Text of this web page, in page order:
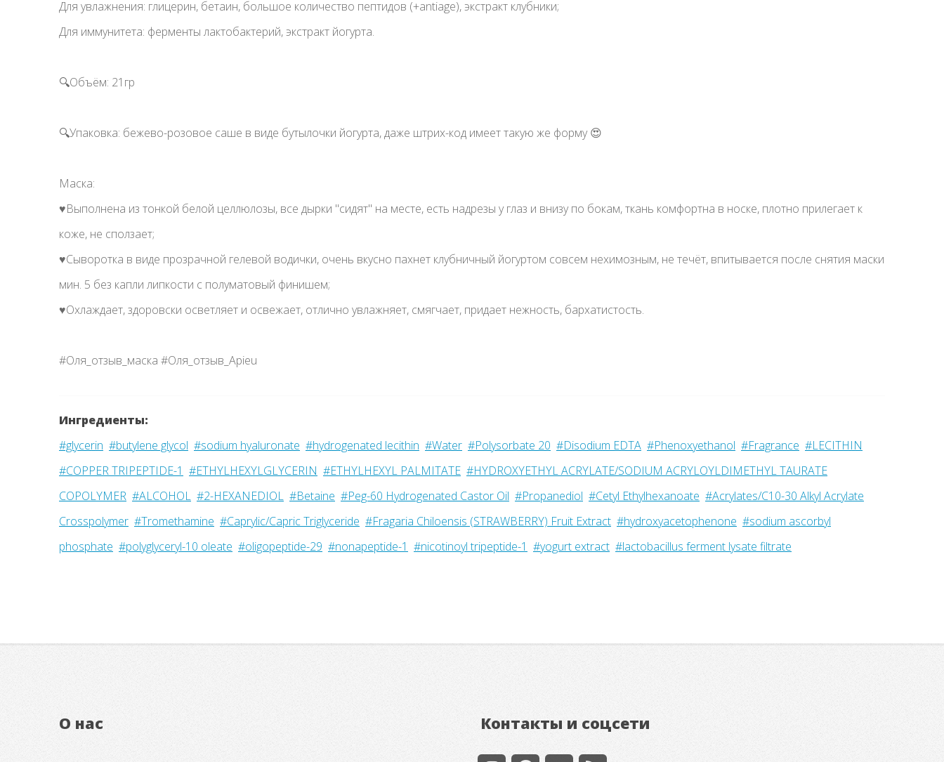
Для увлажнения: глицерин, бетаин, большое количество пептидов (+antiage), экстракт клубники;
Для иммунитета: ферменты лактобактерий, экстракт йогурта.
🔍Объём: 21гр
🔍Упаковка: бежево-розовое саше в виде бутылочки йогурта, даже штрих-код имеет такую же форму 😍
Маска:
♥️Выполнена из тонкой белой целлюлозы, все дырки "сидят" на месте, есть надрезы у глаз и внизу по бокам, ткань комфортна в носке, плотно прилегает к
коже, не сползает;
♥️Сыворотка в виде прозрачной гелевой водички, очень вкусно пахнет клубничный йогуртом совсем нехимозным, не течёт, впитывается после снятия маски
мин. 5 без капли липкости с полуматовый финишем;
♥️Охлаждает, здоровски осветляет и освежает, отлично увлажняет, смягчает, придает нежность, бархатистость.
#Оля_отзыв_маска #Оля_отзыв_Apieu
Ингредиенты:
#glycerin #butylene glycol #sodium hyaluronate #hydrogenated lecithin #Water #Polysorbate 20 #Disodium EDTA #Phenoxyethanol #Fragrance #LECITHIN
#COPPER TRIPEPTIDE-1 #ETHYLHEXYLGLYCERIN #ETHYLHEXYL PALMITATE #HYDROXYETHYL ACRYLATE/SODIUM ACRYLOYLDIMETHYL TAURATE
COPOLYMER #ALCOHOL #2-HEXANEDIOL #Betaine #Peg-60 Hydrogenated Castor Oil #Propanediol #Cetyl Ethylhexanoate #Acrylates/C10-30 Alkyl Acrylate
Crosspolymer #Tromethamine #Caprylic/Capric Triglyceride #Fragaria Chiloensis (STRAWBERRY) Fruit Extract #hydroxyacetophenone #sodium ascorbyl
phosphate #polyglyceryl-10 oleate #oligopeptide-29 #nonapeptide-1 #nicotinoyl tripeptide-1 #yogurt extract #lactobacillus ferment lysate filtrate
О нас Контакты и соцсети